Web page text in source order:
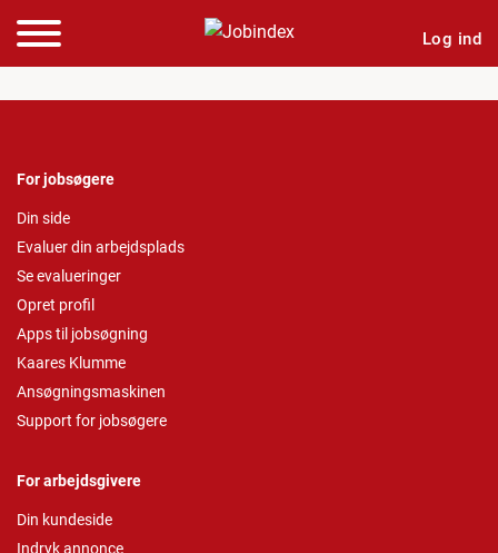
Log ind
For jobsøgere
Din side
Evaluer din arbejdsplads
Se evalueringer
Opret profil
Apps til jobsøgning
Kaares Klumme
Ansøgningsmaskinen
Support for jobsøgere
For arbejdsgivere
Din kundeside
Indryk annonce